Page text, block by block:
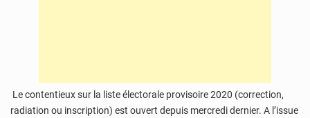
Le contentieux sur la liste électorale provisoire 2020 (correction,
radiation ou inscription) est ouvert depuis mercredi dernier. A l’issue